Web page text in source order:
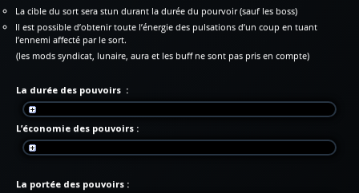
La cible du sort sera stun durant la durée du pourvoir (sauf les boss)
Il est possible d’obtenir toute l’énergie des pulsations d’un coup en tuant
l’ennemi affecté par le sort.
(les mods syndicat, lunaire, aura et les buff ne sont pas pris en compte)
La durée des pouvoirs :
L’économie des pouvoirs :
La portée des pouvoirs :